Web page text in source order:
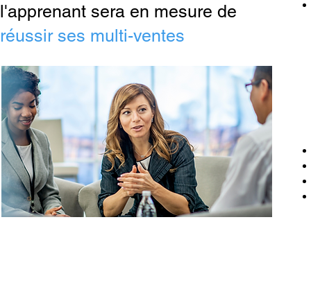
l'apprenant sera en mesure de
réussir ses multi-ventes